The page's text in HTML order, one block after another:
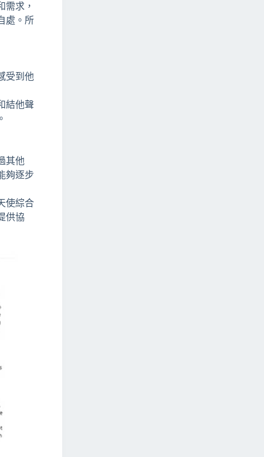
需求，
處。所
受到他
結他聲
其他
夠逐步
使綜合
供協